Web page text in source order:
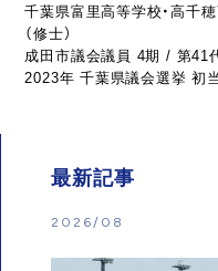
千葉県富里高等学校・高千
（修士）
成田市議会議員 4期 / 第41
2023年 千葉県議会選挙 初
最新記事
2026/08